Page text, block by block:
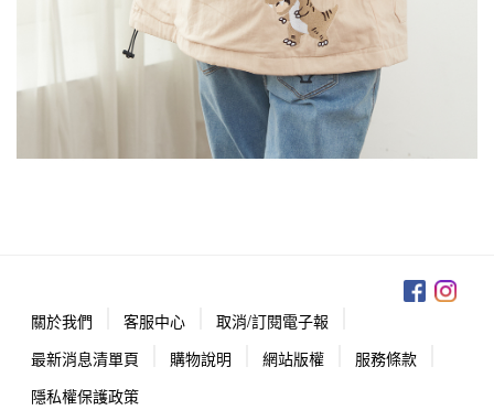
關於我們 客服中心
取消/訂閱電子報
最新消息清單頁
購物說明 網站版權
服務條款
隱私權保護政策